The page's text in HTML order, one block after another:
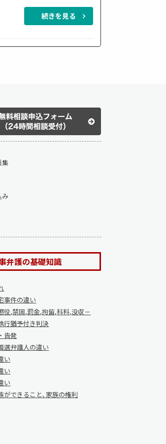
続きを見る
集
み
弁護の基礎知識
事件の違い
役,禁固,罰金,拘留,科料,没収－
行猶予付き判決
告発
選弁護人の違い
い
い
い
ができること､家族の権利